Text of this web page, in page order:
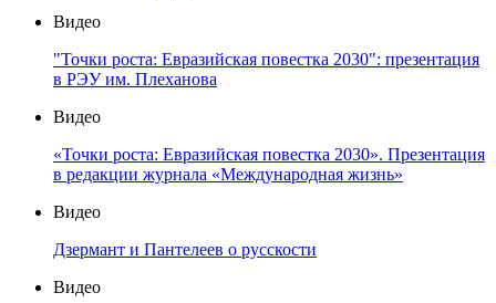
Видео
"Точки роста: Евразийская повестка 2030": презентация
в РЭУ им. Плеханова
Видео
«Точки роста: Евразийская повестка 2030». Презентация
в редакции журнала «Международная жизнь»
Видео
Дзермант и Пантелеев о русскости
Видео